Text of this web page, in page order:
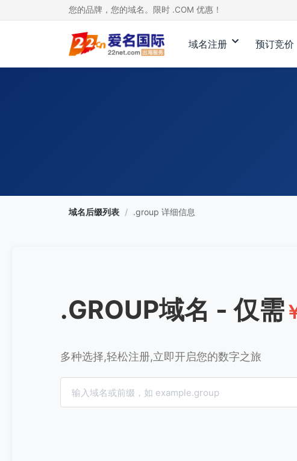
您的品牌，您的域名。限时 .COM 优惠！
域名注册 预订竞价
域名后缀列表 / .group 详细信息
.GROUP域名 - 仅需
多种选择,轻松注册,立即开启您的数字之旅